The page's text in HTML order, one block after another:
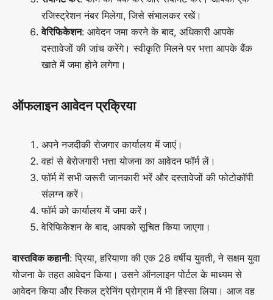
रजिस्ट्रेशन नंबर मिलेगा, जिसे संभालकर रखें।
वेरिफिकेशन: आवेदन जमा करने के बाद, अधिकारी आपके
दस्तावेजों की जांच करेंगे। स्वीकृति मिलने पर भत्ता आपके बैंक
खाते में जमा होने लगेगा।
ऑफलाइन आवेदन प्रक्रिया
अपने नजदीकी रोजगार कार्यालय में जाएं।
वहां से बेरोजगारी भत्ता योजना का आवेदन फॉर्म लें।
फॉर्म में सभी जरूरी जानकारी भरें और दस्तावेजों की फोटोकॉपी
संलग्न करें।
फॉर्म को कार्यालय में जमा करें।
वेरिफिकेशन के बाद, आपको सूचित किया जाएगा।
वास्तविक कहानी: प्रिया, हरियाणा की एक 28 वर्षीय युवती, ने सक्षम युवा
योजना के तहत आवेदन किया। उसने ऑनलाइन पोर्टल के माध्यम से
आवेदन किया और स्किल ट्रेनिंग प्रोग्राम में भी हिस्सा लिया। आज वह